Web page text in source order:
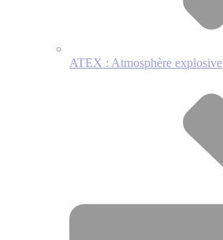
ATEX : Atmosphère explosive